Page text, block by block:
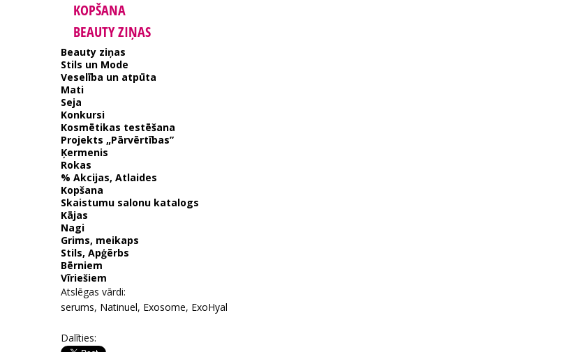
KOPŠANA
BEAUTY ZIŅAS
Beauty ziņas
Stils un Mode
Veselība un atpūta
Mati
Seja
Konkursi
Kosmētikas testēšana
Projekts „Pārvērtības”
Ķermenis
Rokas
% Akcijas, Atlaides
Kopšana
Skaistumu salonu katalogs
Kājas
Nagi
Grims, meikaps
Stils, Apģērbs
Bērniem
Vīriešiem
Atslēgas vārdi:
serums, Natinuel, Exosome, ExoHyal
Dalīties: